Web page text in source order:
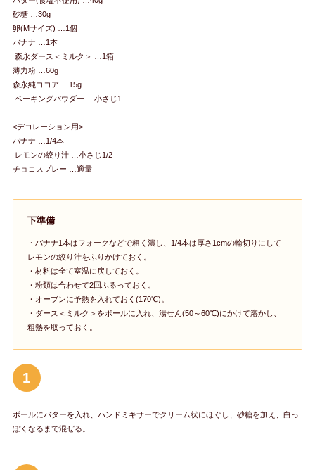
砂糖 …30g
卵(Mサイズ) …1個
バナナ …1本
森永ダース＜ミルク＞ …1箱
薄力粉 …60g
森永純ココア …15g
ベーキングパウダー …小さじ1
<デコレーション用>
バナナ …1/4本
レモンの絞り汁 …小さじ1/2
チョコスプレー …適量
下準備
・バナナ1本はフォークなどで粗く潰し、1/4本は厚さ1cmの輪切りにして
レモンの絞り汁をふりかけておく。
・材料は全て室温に戻しておく。
・粉類は合わせて2回ふるっておく。
・オーブンに予熱を入れておく(170℃)。
・ダース＜ミルク＞をボールに入れ、湯せん(50～60℃)にかけて溶かし、
粗熱を取っておく。
1
ボールにバターを入れ、ハンドミキサーでクリーム状にほぐし、砂糖を加え、白っ
ぽくなるまで混ぜる。